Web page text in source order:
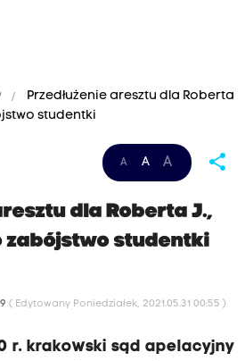
Przedłużenie aresztu dla Roberta
studentki
A A A share
dla Roberta J.,
zabójstwo studentki
( Edytowany Poniedziałek, 2021.05.31 00:55 )
r. krakowski sąd apelacyjny